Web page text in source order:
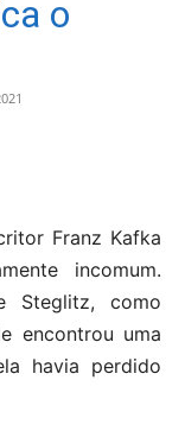
o
Franz Kafka
incomum.
Steglitz, como
encontrou uma
havia perdido